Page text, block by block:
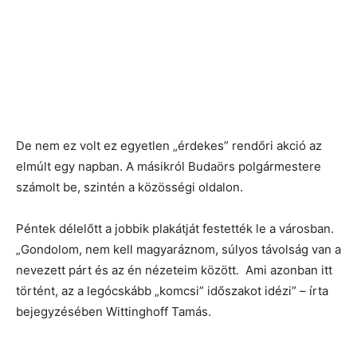
De nem ez volt ez egyetlen „érdekes” rendőri akció az
elmúlt egy napban. A másikról Budaörs polgármestere
számolt be, szintén a közösségi oldalon.
Péntek délelőtt a jobbik plakátját festették le a városban.
„Gondolom, nem kell magyaráznom, súlyos távolság van a
nevezett párt és az én nézeteim között. Ami azonban itt
történt, az a legócskább „komcsi” időszakot idézi” – írta
bejegyzésében Wittinghoff Tamás.